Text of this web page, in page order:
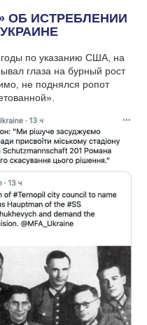
ОБ ИСТРЕБЛЕНИИ
по указанию США, на
глаза на бурный рост
не поднялся ропот